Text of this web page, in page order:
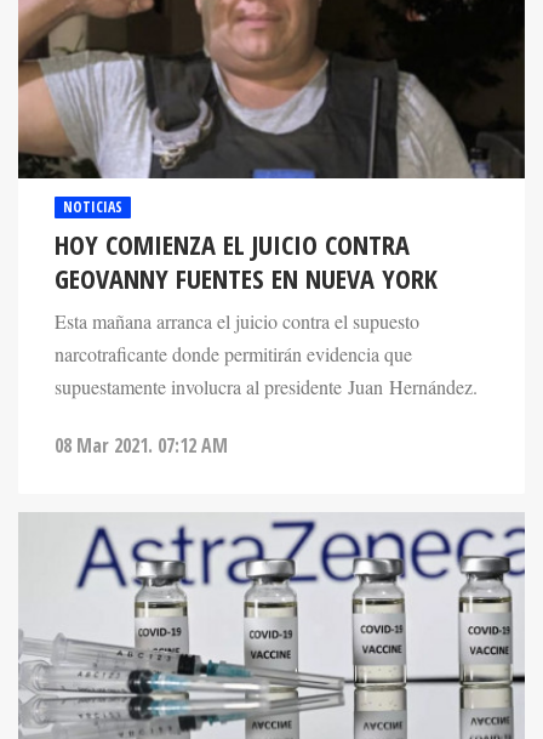
NOTICIAS
HOY COMIENZA EL JUICIO CONTRA
GEOVANNY FUENTES EN NUEVA YORK
Esta mañana arranca el juicio contra el supuesto
narcotraficante donde permitirán evidencia que
supuestamente involucra al presidente Juan Hernández.
08 Mar 2021. 07:12 AM